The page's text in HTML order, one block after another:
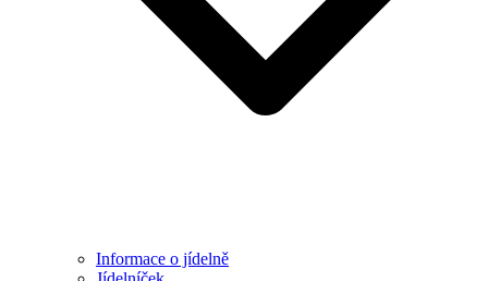
Informace o jídelně